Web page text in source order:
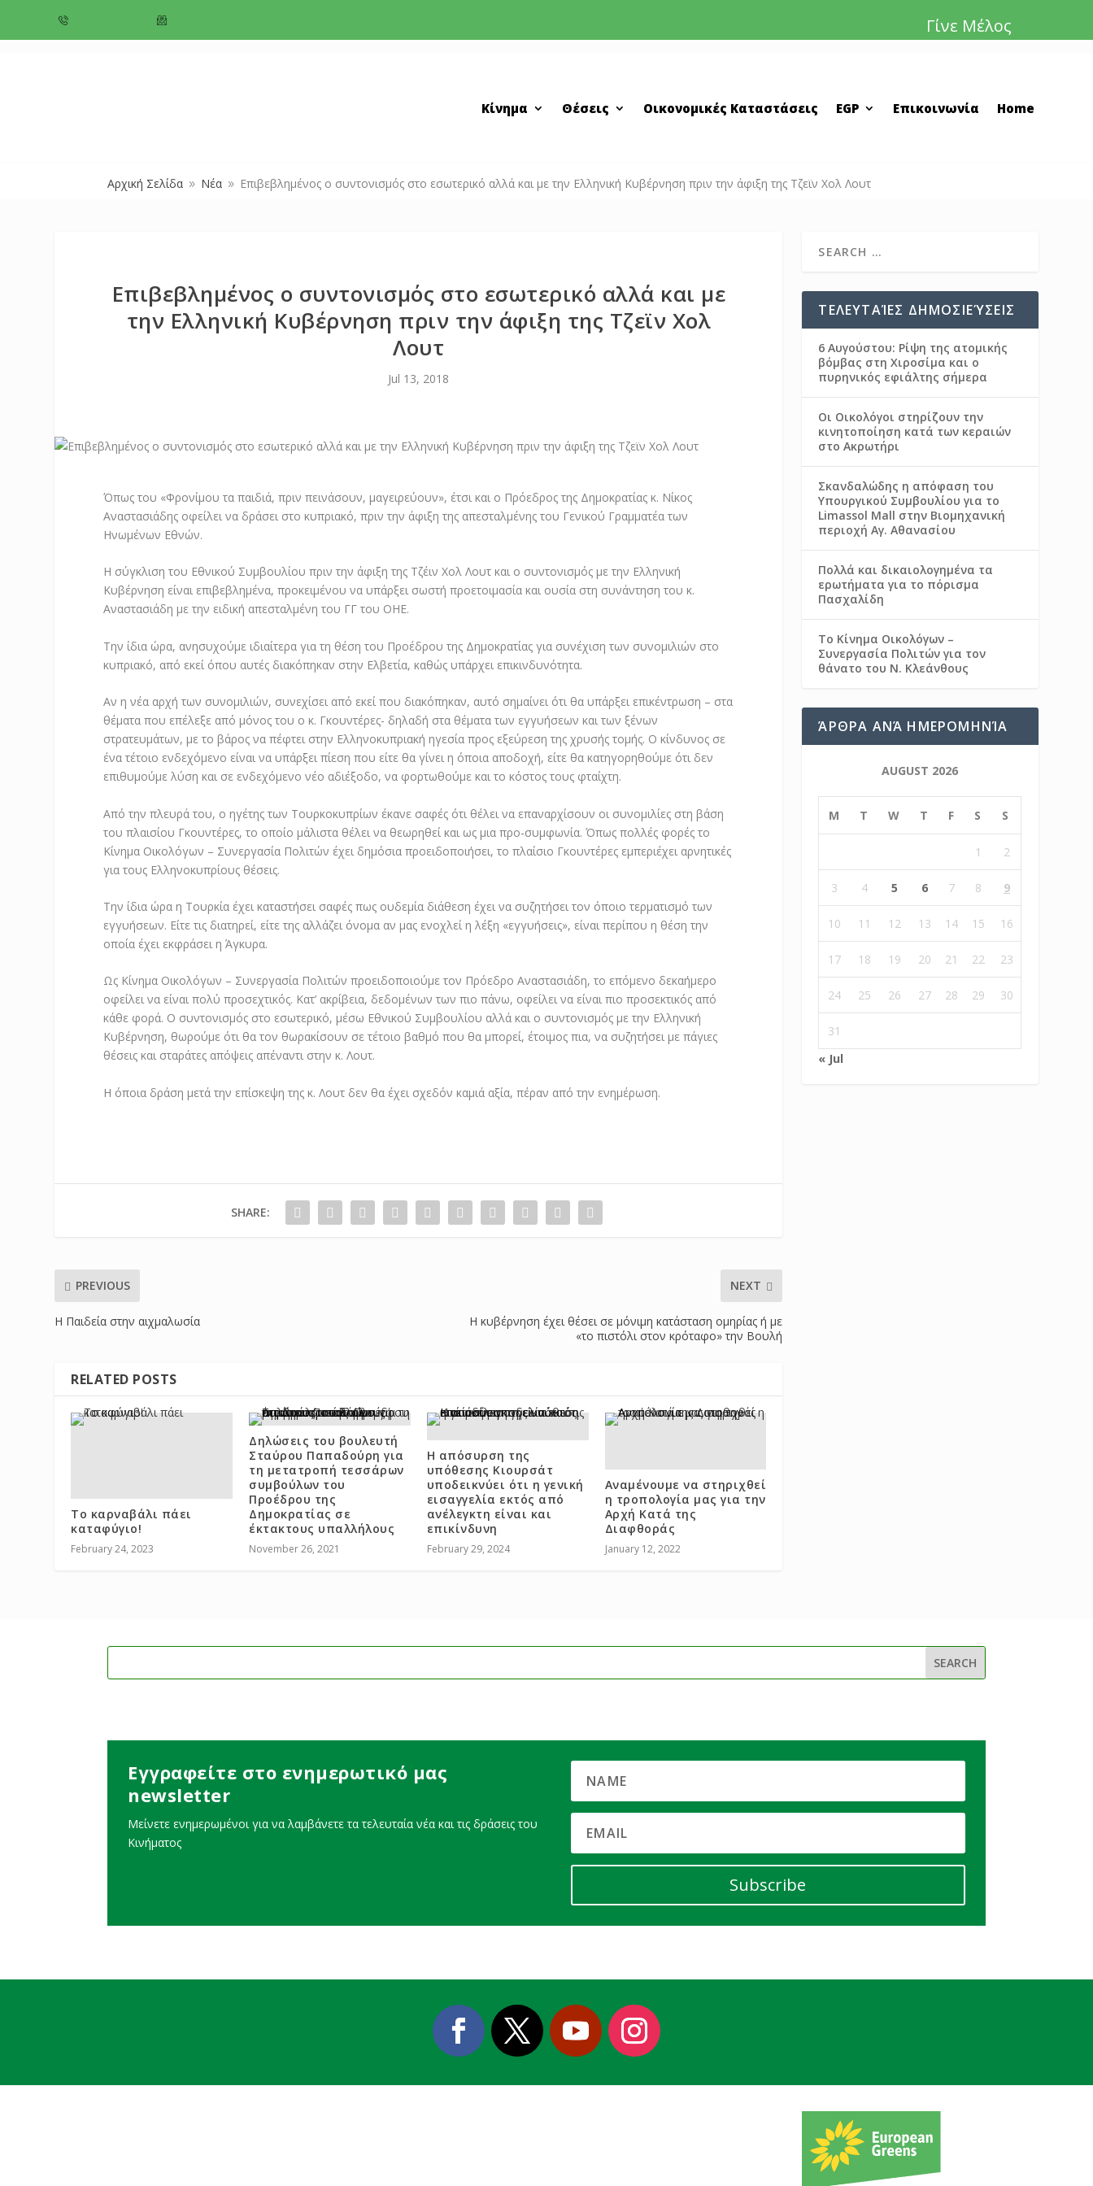
Γίνε Μέλος
Κίνημα Θέσεις Οικονομικές Καταστάσεις EGP Επικοινωνία Home
Αρχική Σελίδα 9 Νέα 9 Επιβεβλημένος ο συντονισμός στο εσωτερικό αλλά και με την Ελληνική Κυβέρνηση πριν την άφιξη της Τζεϊν Χολ Λουτ
Επιβεβλημένος ο συντονισμός στο εσωτερικό αλλά και με
την Ελληνική Κυβέρνηση πριν την άφιξη της Τζεϊν Χολ
Λουτ
Jul 13, 2018
Όπως του «Φρονίμου τα παιδιά, πριν πεινάσουν, μαγειρεύουν», έτσι και ο Πρόεδρος της Δημοκρατίας κ. Νίκος
Αναστασιάδης οφείλει να δράσει στο κυπριακό, πριν την άφιξη της απεσταλμένης του Γενικού Γραμματέα των
Ηνωμένων Εθνών.
Η σύγκλιση του Εθνικού Συμβουλίου πριν την άφιξη της Τζέιν Χολ Λουτ και ο συντονισμός με την Ελληνική
Κυβέρνηση είναι επιβεβλημένα, προκειμένου να υπάρξει σωστή προετοιμασία και ουσία στη συνάντηση του κ.
Αναστασιάδη με την ειδική απεσταλμένη του ΓΓ του ΟΗΕ.
Την ίδια ώρα, ανησυχούμε ιδιαίτερα για τη θέση του Προέδρου της Δημοκρατίας για συνέχιση των συνομιλιών στο
κυπριακό, από εκεί όπου αυτές διακόπηκαν στην Ελβετία, καθώς υπάρχει επικινδυνότητα.
Αν η νέα αρχή των συνομιλιών, συνεχίσει από εκεί που διακόπηκαν, αυτό σημαίνει ότι θα υπάρξει επικέντρωση – στα
θέματα που επέλεξε από μόνος του ο κ. Γκουντέρες- δηλαδή στα θέματα των εγγυήσεων και των ξένων
στρατευμάτων, με το βάρος να πέφτει στην Ελληνοκυπριακή ηγεσία προς εξεύρεση της χρυσής τομής. Ο κίνδυνος σε
ένα τέτοιο ενδεχόμενο είναι να υπάρξει πίεση που είτε θα γίνει η όποια αποδοχή, είτε θα κατηγορηθούμε ότι δεν
επιθυμούμε λύση και σε ενδεχόμενο νέο αδιέξοδο, να φορτωθούμε και το κόστος τους φταίχτη.
Από την πλευρά του, ο ηγέτης των Τουρκοκυπρίων έκανε σαφές ότι θέλει να επαναρχίσουν οι συνομιλίες στη βάση
του πλαισίου Γκουντέρες, το οποίο μάλιστα θέλει να θεωρηθεί και ως μια προ-συμφωνία. Όπως πολλές φορές το
Κίνημα Οικολόγων – Συνεργασία Πολιτών έχει δημόσια προειδοποιήσει, το πλαίσιο Γκουντέρες εμπεριέχει αρνητικές
για τους Ελληνοκυπρίους θέσεις.
Την ίδια ώρα η Τουρκία έχει καταστήσει σαφές πως ουδεμία διάθεση έχει να συζητήσει τον όποιο τερματισμό των
εγγυήσεων. Είτε τις διατηρεί, είτε της αλλάζει όνομα αν μας ενοχλεί η λέξη «εγγυήσεις», είναι περίπου η θέση την
οποία έχει εκφράσει η Άγκυρα.
Ως Κίνημα Οικολόγων – Συνεργασία Πολιτών προειδοποιούμε τον Πρόεδρο Αναστασιάδη, το επόμενο δεκαήμερο
οφείλει να είναι πολύ προσεχτικός. Κατ’ ακρίβεια, δεδομένων των πιο πάνω, οφείλει να είναι πιο προσεκτικός από
κάθε φορά. Ο συντονισμός στο εσωτερικό, μέσω Εθνικού Συμβουλίου αλλά και ο συντονισμός με την Ελληνική
Κυβέρνηση, θωρούμε ότι θα τον θωρακίσουν σε τέτοιο βαθμό που θα μπορεί, έτοιμος πια, να συζητήσει με πάγιες
θέσεις και σταράτες απόψεις απέναντι στην κ. Λουτ.
Η όποια δράση μετά την επίσκεψη της κ. Λουτ δεν θα έχει σχεδόν καμιά αξία, πέραν από την ενημέρωση.
SHARE:
PREVIOUS
Η Παιδεία στην αιχμαλωσία
NEXT
Η κυβέρνηση έχει θέσει σε μόνιμη κατάσταση ομηρίας ή με
«το πιστόλι στον κρόταφο» την Βουλή
RELATED POSTS
Το καρναβάλι πάει
καταφύγιο!
February 24, 2023
Δηλώσεις του βουλευτή
Σταύρου Παπαδούρη για
τη μετατροπή τεσσάρων
συμβούλων του
Προέδρου της
Δημοκρατίας σε
έκτακτους υπαλλήλους
November 26, 2021
Η απόσυρση της
υπόθεσης Κιουρσάτ
υποδεικνύει ότι η γενική
εισαγγελία εκτός από
ανέλεγκτη είναι και
επικίνδυνη
February 29, 2024
Αναμένουμε να στηριχθεί
η τροπολογία μας για την
Αρχή Κατά της
Διαφθοράς
January 12, 2022
ΤΕΛΕΥΤΑΊΕΣ ΔΗΜΟΣΙΕΎΣΕΙΣ
6 Αυγούστου: Ρίψη της ατομικής
βόμβας στη Χιροσίμα και ο
πυρηνικός εφιάλτης σήμερα
Οι Οικολόγοι στηρίζουν την
κινητοποίηση κατά των κεραιών
στο Ακρωτήρι
Σκανδαλώδης η απόφαση του
Υπουργικού Συμβουλίου για το
Limassol Mall στην Βιομηχανική
περιοχή Αγ. Αθανασίου
Πολλά και δικαιολογημένα τα
ερωτήματα για το πόρισμα
Πασχαλίδη
Το Κίνημα Οικολόγων –
Συνεργασία Πολιτών για τον
θάνατο του Ν. Κλεάνθους
ΆΡΘΡΑ ΑΝΆ ΗΜΕΡΟΜΗΝΊΑ
AUGUST 2026
M T W T F S S
1 2
3 4 5 6 7 8 9
10 11 12 13 14 15 16
17 18 19 20 21 22 23
24 25 26 27 28 29 30
31
« Jul
Εγγραφείτε στο ενημερωτικό μας
newsletter
Μείνετε ενημερωμένοι για να λαμβάνετε τα τελευταία νέα και τις δράσεις του
Κινήματος
Subscribe